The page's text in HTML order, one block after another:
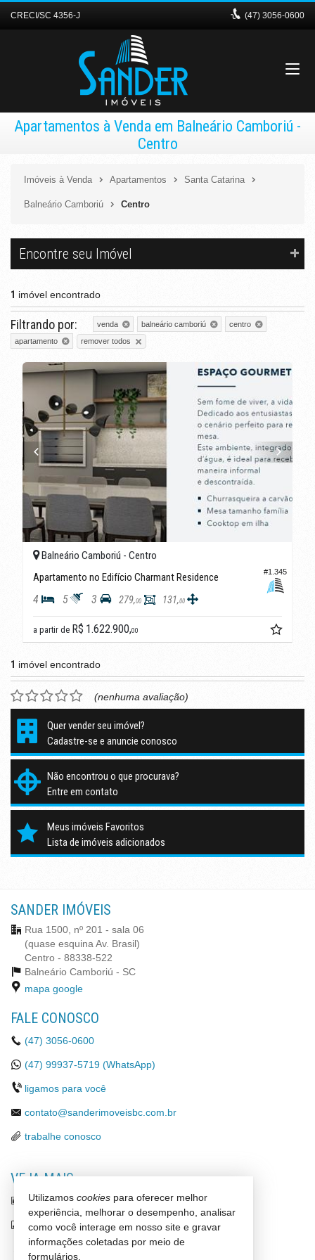
CRECI/SC 4356-J (47) 3056-0600
Apartamentos à Venda em Balneário Camboriú -
Centro
Imóveis à Venda Apartamentos Santa Catarina
Balneário Camboriú Centro
Encontre seu Imóvel
1 imóvel encontrado
Filtrando por: venda balneário camboriú
centro
apartamento
remover todos
#1.345
Balneário Camboriú - Centro
Apartamento no Edifício Charmant Residence
4 5 3 279,00 131,00
a partir de R$ 1.622.900,00
1 imóvel encontrado
(nenhuma avaliação)
Quer vender seu imóvel?
Cadastre-se e anuncie conosco
Não encontrou o que procurava?
Entre em contato
Meus imóveis Favoritos
Lista de imóveis adicionados
SANDER IMÓVEIS
Rua 1500, nº 201 - sala 06
(quase esquina Av. Brasil)
Centro - 88338-522
Balneário Camboriú - SC
mapa google
FALE CONOSCO
(47) 3056-0600
(47) 99937-5719 (WhatsApp)
ligamos para você
contato@sanderimoveisbc.com.br
trabalhe conosco
VEJA MAIS
receba nosso newsletter
indicadores financeiros
cadastre seu imóvel
Utilizamos cookies para oferecer melhor
experiência, melhorar o desempenho, analisar
como você interage em nosso site e gravar
informações coletadas por meio de
formulários.